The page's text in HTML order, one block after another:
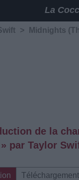
La
>
Midnights
de la
par Taylor
Téléchargement